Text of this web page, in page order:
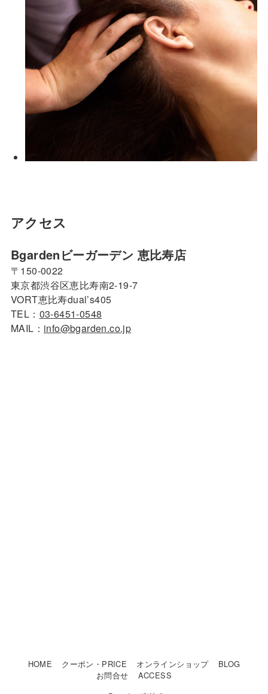
アクセス
Bgardenビーガーデン 恵比寿店
〒150-0022
東京都渋谷区恵比寿南2-19-7
VORT恵比寿dual’s405
TEL： 03-6451-0548
MAIL： info@bgarden.co.jp
HOME クーポン・PRICE オンラインショップ
BLOG
お問合せ
ACCESS